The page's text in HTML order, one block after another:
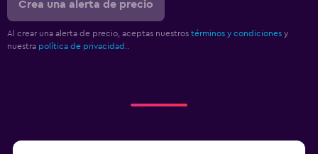
Crea una alerta de precio
Al crear una alerta de precio, aceptas nuestros términos y condiciones y
nuestra política de privacidad.